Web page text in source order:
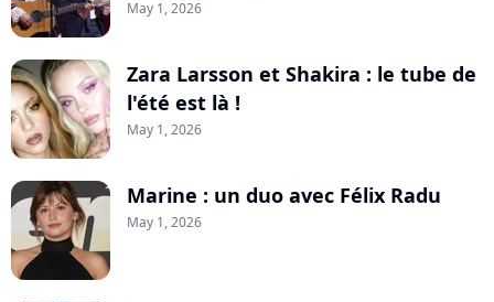
May 1, 2026
Zara Larsson et Shakira : le tube de
l'été est là !
May 1, 2026
Marine : un duo avec Félix Radu
May 1, 2026